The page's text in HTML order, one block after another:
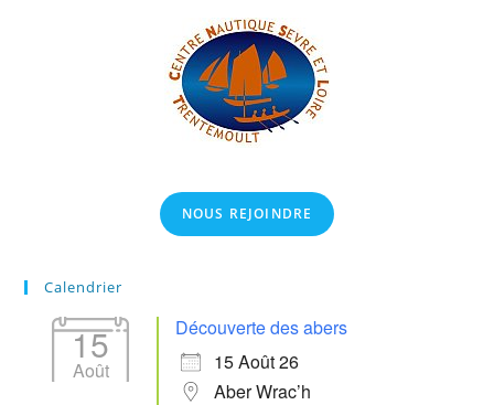
NOUS REJOINDRE
Calendrier
15
Août
Découverte des abers
15 Août 26
Aber Wrac’h